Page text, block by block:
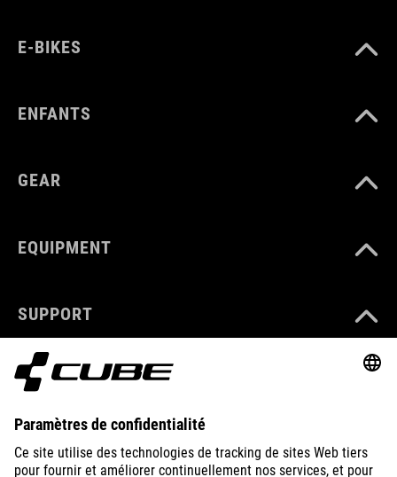
E-BIKES
ENFANTS
GEAR
EQUIPMENT
SUPPORT
ABOUT US
EXPLORE